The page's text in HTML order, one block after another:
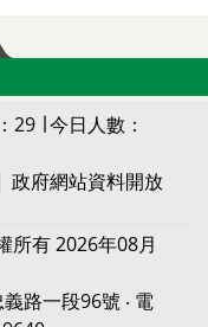
∣ 今日人數：
政府網站資料開放
所有 2026年08月
路一段96號 ‧ 電